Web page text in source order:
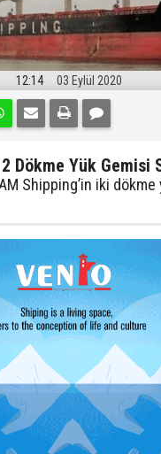
12:14 03 Eylül 2020
Dökme Yük Gemisi
Shipping’in iki dökme